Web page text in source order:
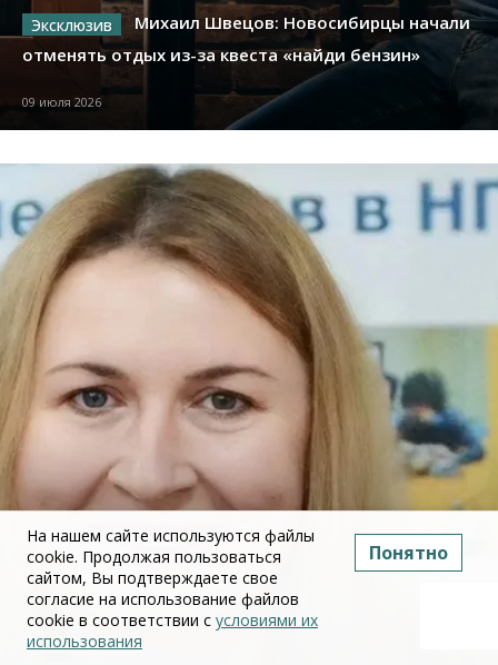
Михаил Швецов: Новосибирцы начали
отменять отдых из-за квеста «найди бензин»
09 июля 2026
На нашем сайте используются файлы
cookie. Продолжая пользоваться
сайтом, Вы подтверждаете свое
согласие на использование файлов
cookie в соответствии с условиями их
использования
Понятно